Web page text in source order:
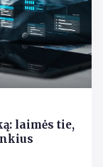
laimės tie,